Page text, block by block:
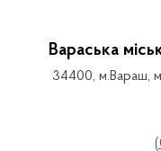
Вараська
34400, м.Вараш,